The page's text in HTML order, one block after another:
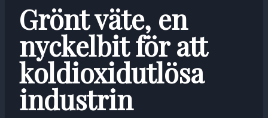
Grönt väte, en
nyckelbit för att
koldioxidutlösa
industrin